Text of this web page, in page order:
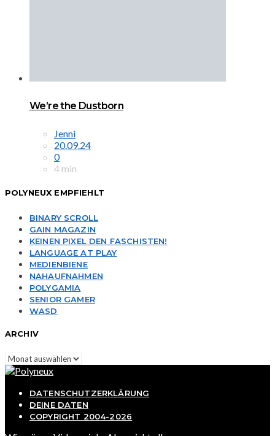
We’re the Dustborn
Jenni
20.09.24
0
4 min
POLYNEUX EMPFIEHLT
BINARY SCROLL
GAIN MAGAZIN
KEINEN PIXEL DEN FASCHISTEN!
LANGUAGE AT PLAY
MEDIENBIENE
NAHAUFNAHMEN
POLYGAMIA
SENIOR GAMER
WASD
ARCHIV
Archiv
DATENSCHUTZERKLÄRUNG
DEINE DATEN
COPYRIGHT 2004-2026